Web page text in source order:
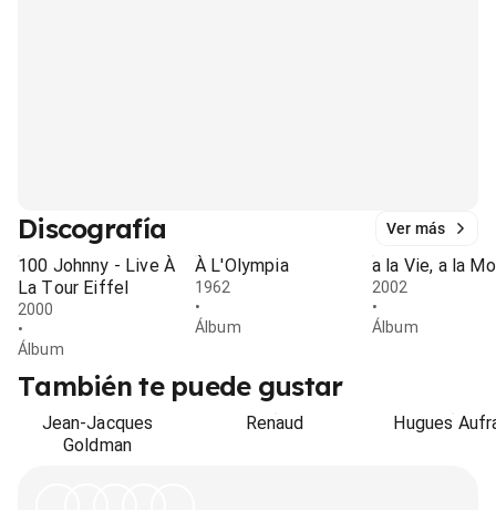
Discografía Ver más
100 Johnny - Live À
La Tour Eiffel
2000
•
Álbum
À L'Olympia
1962
•
Álbum
a la Vie, a la
2002
•
Álbum
También te puede gustar
Jean-Jacques
Goldman
Renaud Hugues